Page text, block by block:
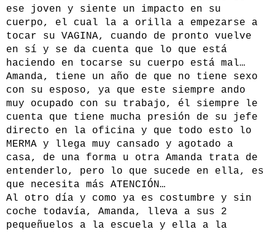
ese joven y siente un impacto en su
cuerpo, el cual la a orilla a empezarse a
tocar su VAGINA, cuando de pronto vuelve
en sí y se da cuenta que lo que está
haciendo en tocarse su cuerpo está mal…
Amanda, tiene un año de que no tiene sexo
con su esposo, ya que este siempre ando
muy ocupado con su trabajo, él siempre le
cuenta que tiene mucha presión de su jefe
directo en la oficina y que todo esto lo
MERMA y llega muy cansado y agotado a
casa, de una forma u otra Amanda trata de
entenderlo, pero lo que sucede en ella, es
que necesita más ATENCIÓN…
Al otro día y como ya es costumbre y sin
coche todavía, Amanda, lleva a sus 2
pequeñuelos a la escuela y ella a la